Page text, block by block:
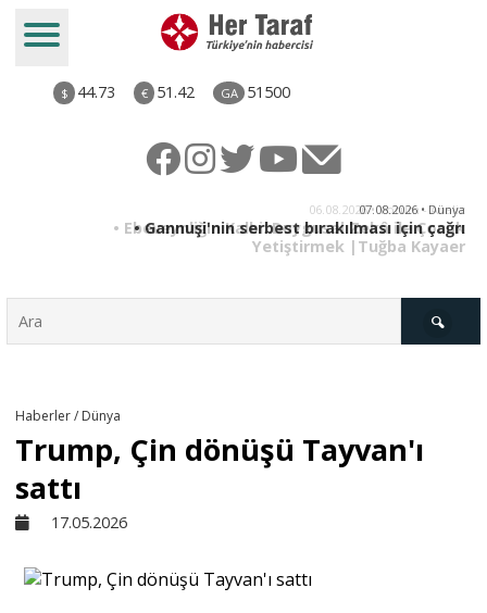
$ 44.73 € 51.42 GA 51500
07.08.2026 • Dünya
• Gannuşi'nin serbest bırakılması için çağrı
06.08.2026 • Yorum - Analiz
• Ebeveynliğin Kalbi: Duygusal Zekâ ile Çocuk
Yetiştirmek |Tuğba Kayaer
Derkenar
Haberler / Dünya
Trump, Çin dönüşü Tayvan'ı
sattı
17.05.2026